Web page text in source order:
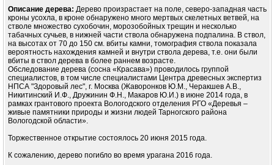
Описание дерева: Дерево произрастает на поле, северо-западная часть
кроны усохла, в кроне обнаружено много мертвых скелетных ветвей, на
стволе множество сухобочин, морозобойных трещин и несколько
табачных сучьев, в нижней части ствола обнаружена подпалина. В ствол,
на высотах от 70 до 150 см. вбиты камни, томография ствола показала
вероятность нахождения камней и внутри ствола дерева, т.е. они были
вбиты в ствол дерева в более раннем возрасте.
Обследование дерева (сосна «Красава») проводилось группой
специалистов, в том числе специалистами Центра древесных экспертиз
НПСА "Здоровый лес", г. Москва (Жаворонков Ю.М., Черакшев А.В.,
Никитинский И.Ф., Дружинин Ф.Н., Макаров Ю.И.) в июне 2014 года, в
рамках грантового проекта Вологодского отделения РГО «Деревья –
живые памятники природы и жизни людей Тарногского района
Вологодской области».
Торжественное открытие состоялось 20 июня 2015 года.
К сожалению, дерево погибло во время урагана 2016 года.